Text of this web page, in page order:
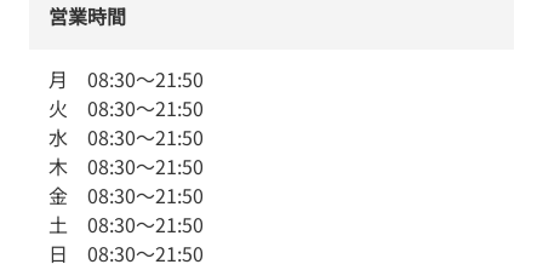
営業時間
月 08:30～21:50
火 08:30～21:50
水 08:30～21:50
木 08:30～21:50
金 08:30～21:50
土 08:30～21:50
日 08:30～21:50